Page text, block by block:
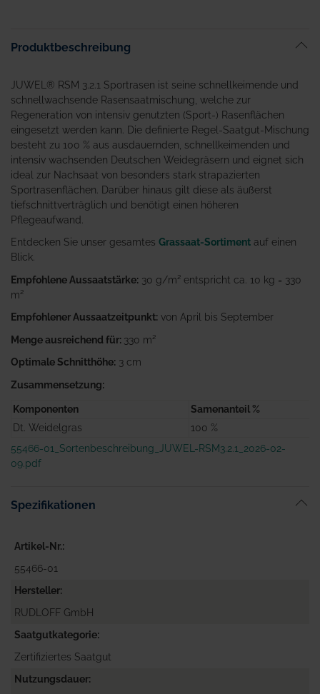
Produktbeschreibung
JUWEL® RSM 3.2.1 Sportrasen ist seine schnellkeimende und
schnellwachsende Rasensaatmischung, welche zur
Regeneration von intensiv genutzten (Sport-) Rasenflächen
eingesetzt werden kann. Die definierte Regel-Saatgut-Mischung
besteht zu 100 % aus ausdauernden, schnellkeimenden und
intensiv wachsenden Deutschen Weidegräsern und eignet sich
ideal zur Nachsaat von besonders stark strapazierten
Sportrasenflächen. Darüber hinaus gilt diese als äußerst
tiefschnittverträglich und benötigt einen höheren
Pflegeaufwand.
Entdecken Sie unser gesamtes Grassaat-Sortiment auf einen
Blick.
Empfohlene Aussaatstärke: 30 g/m² entspricht ca. 10 kg = 330
m²
Empfohlener Aussaatzeitpunkt: von April bis September
Menge ausreichend für: 330 m²
Optimale Schnitthöhe: 3 cm
Zusammensetzung:
Komponenten
Samenanteil %
Dt. Weidelgras
100 %
55466-01_Sortenbeschreibung_JUWEL-RSM3.2.1_2026-02-
09.pdf
Spezifikationen
Artikel-Nr.
55466-01
Hersteller
RUDLOFF GmbH
Saatgutkategorie
Zertifiziertes Saatgut
Nutzungsdauer